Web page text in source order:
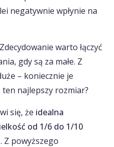
negatywnie wpłynie na
warto łączyć
gdy są za małe. Z
– koniecznie je
ten najlepszy rozmiar?
się, że idealna
od 1/6 do 1/10
Z powyższego